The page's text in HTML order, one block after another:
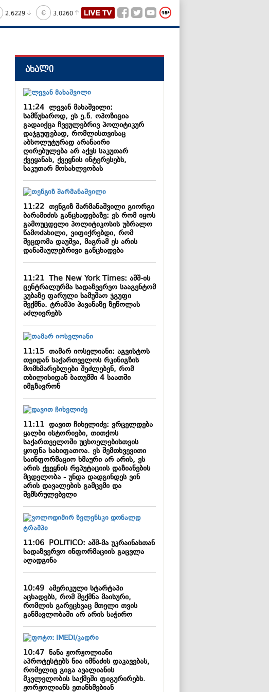
2.6229 3.0260
ახალი
11:24ლევან მახაშვილი:
სამწუხაროდ, ეს ე.წ. ოპოზიცია
გადაიქცა ჩვეულებრივ პოლიტიკურ
დაჯგუფებად, რომლისთვისაც
აბსოლუტურად არანაირი
ღირებულება არ აქვს საკუთარ
ქვეყანას, ქვეყნის ინტერესებს,
საკუთარ მოსახლეობას
11:22თენგიზ შარმანაშვილი გიორგი
ბარამიძის განცხადებაზე: ეს რომ იყოს
გამოუცდელი პოლიტიკოსის უბრალო
წამოძახილი, ვიფიქრებდი, რომ
შეცდომა დაუშვა, მაგრამ ეს არის
დანაშაულებრივი განცხადება
11:21The New York Times: აშშ-ის
ცენტრალურმა სადაზვერვო სააგენტომ
კუბაზე ფარული სამუშაო ჯგუფი
შექმნა. ტრამპი ჰავანაზე ზეწოლას
აძლიერებს
11:15თამარ იოსელიანი: აგვისტოს
თვიდან საქართველოს რკინიგზის
მომხმარებლები შეძლებენ, რომ
თბილისიდან ბათუმში 4 საათში
იმგზავრონ
11:11დავით ჩიხელიძე: ვრცელდება
ყალბი ისტორიები, თითქოს
საქართველოში უცხოელებისთვის
ყოფნა სახიფათოა. ეს შემთხვევითი
საინფორმაციო ხმაური არ არის, ეს
არის ქვეყნის რეპუტაციის დაზიანების
მცდელობა - უნდა დადგინდეს ვინ
არის დავალების გამცემი და
შემსრულებელი
11:06POLITICO: აშშ-მა უკრაინასთან
სადაზვერვო ინფორმაციის გაცვლა
აღადგინა
10:49ამერიკული სტარტაპი
აცხადებს, რომ შექმნა მაისური,
რომლის გარეცხვაც მთელი თვის
განმავლობაში არ არის საჭირო
10:47ნანა ჟორჟოლიანი
აპროტესტებს ნია იმნაძის დაკავებას,
რომელიც გიგა ავალიანის
მკვლელობის საქმეში ფიგურირებს.
ჟორჟოლიანს ეთანხმებიან